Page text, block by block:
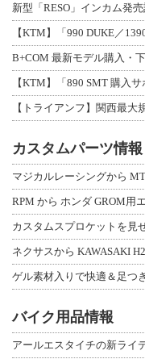
【KTM】「990 DUKE／
【KTM】「890 SMT 購入
カスタムパーツ情報
ネクサスから KAWASAKI
バイク用品情報